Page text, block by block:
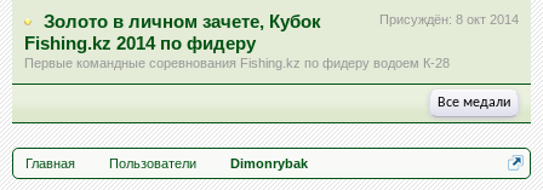
Присуждён: 8 окт 2014
Золото в личном зачете, Кубок
Fishing.kz 2014 по фидеру
Первые командные соревнования Fishing.kz по фидеру водоем К-28
Все медали
Главная Пользователи Dimonrybak